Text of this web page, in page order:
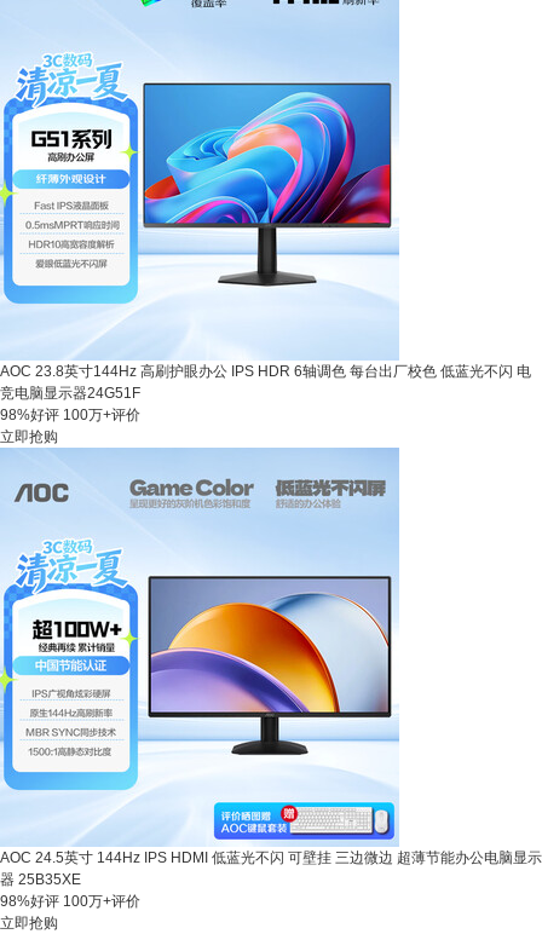
AOC 23.8英寸144Hz 高刷护眼办公 IPS HDR 6轴调色 每台出厂校色 低蓝光不闪 电
竞电脑显示器24G51F
98%好评 100万+评价
立即抢购
AOC 24.5英寸 144Hz IPS HDMI 低蓝光不闪 可壁挂 三边微边 超薄节能办公电脑显示
器 25B35XE
98%好评 100万+评价
立即抢购